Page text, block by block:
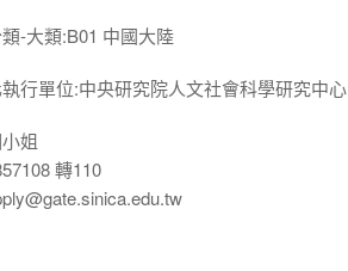
-大類:B01 中國大陸
行單位:中央研究院人文社會科學研究中心
姐
轉110